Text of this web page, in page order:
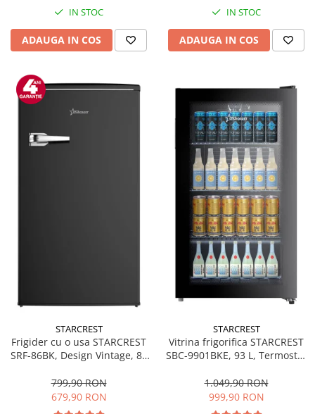
IN STOC
ADAUGA IN COS
IN STOC
ADAUGA IN COS
STARCREST
Frigider cu o usa STARCREST
SRF-86BK, Design Vintage, 85
interioara, H 84 cm, Negru
799,90 RON
679,90 RON
STARCREST
Vitrina frigorifica STARCREST
SBC-9901BKE, 93 L, Termostat
sticla, H 84.5 cm, Negru
1.049,90 RON
999,90 RON